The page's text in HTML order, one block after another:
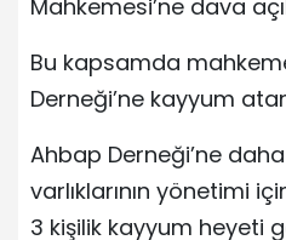
Mahkemesi’ne dava
Bu kapsamda
Derneği’ne kayyum
Ahbap Derneği’ne
varlıklarının yönetimi
3 kişilik kayyum heyeti